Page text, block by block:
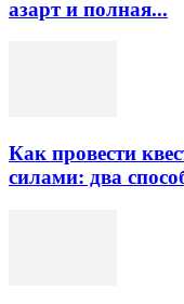
азарт и полная...
Как провести
силами: два